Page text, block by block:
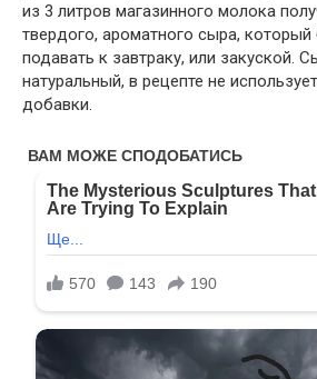
из 3 литров магазинного молока
твердого, ароматного сыра, который
подавать к завтраку, или закуской.
натуральный, в рецепте не
добавки.